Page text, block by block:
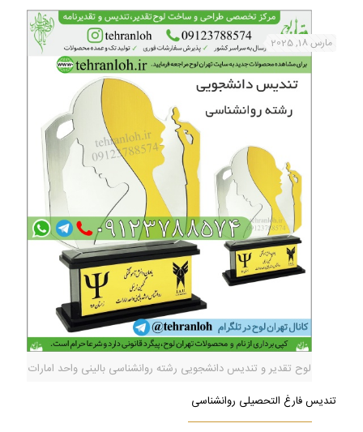
لوح تقدیر و تندیس دانشجویی رشته روانشناسی بالینی واحد امارات
مارس 18, 2025
تندیس فارغ التحصیلی روانشناسی